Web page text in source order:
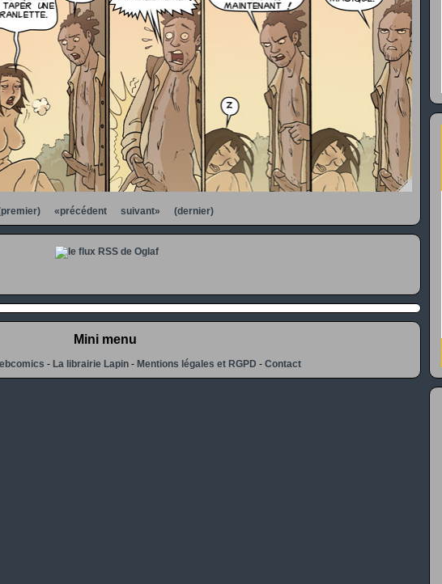
«précédent suivant» (dernier)
Mini menu
- La librairie Lapin- Mentions légales et RGPD - Contact